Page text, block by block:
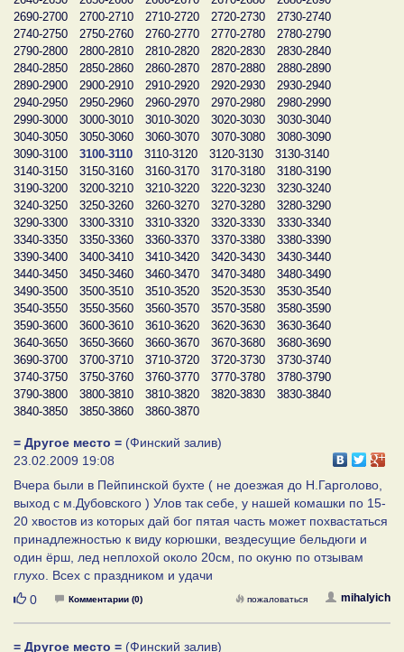
2690-2700
2700-2710 2710-2720 2720-2730
2730-2740
2740-2750
2750-2760 2760-2770 2770-2780
2780-2790
2790-2800
2800-2810 2810-2820 2820-2830
2830-2840
2840-2850
2850-2860 2860-2870 2870-2880
2880-2890
2890-2900
2900-2910 2910-2920 2920-2930
2930-2940
2940-2950
2950-2960 2960-2970 2970-2980
2980-2990
2990-3000
3000-3010 3010-3020 3020-3030
3030-3040
3040-3050
3050-3060 3060-3070 3070-3080
3080-3090
3090-3100
3100-3110 3110-3120 3120-3130
3130-3140
3140-3150
3150-3160 3160-3170 3170-3180
3180-3190
3190-3200
3200-3210 3210-3220 3220-3230
3230-3240
3240-3250
3250-3260 3260-3270 3270-3280
3280-3290
3290-3300
3300-3310 3310-3320 3320-3330
3330-3340
3340-3350
3350-3360 3360-3370 3370-3380
3380-3390
3390-3400
3400-3410 3410-3420 3420-3430
3430-3440
3440-3450
3450-3460 3460-3470 3470-3480
3480-3490
3490-3500
3500-3510 3510-3520 3520-3530
3530-3540
3540-3550
3550-3560 3560-3570 3570-3580
3580-3590
3590-3600
3600-3610 3610-3620 3620-3630
3630-3640
3640-3650
3650-3660 3660-3670 3670-3680
3680-3690
3690-3700
3700-3710 3710-3720 3720-3730
3730-3740
3740-3750
3750-3760 3760-3770 3770-3780
3780-3790
3790-3800
3800-3810 3810-3820 3820-3830
3830-3840
3840-3850
3850-3860 3860-3870
= Другое место = (Финский залив)
23.02.2009 19:08
Вчера были в Пейпинской бухте ( не доезжая до Н.Гарголово,
выход с м.Дубовского ) Улов так себе, у нашей комашки по 15-
20 хвостов из которых дай бог пятая часть может похвастаться
принадлежностью к виду корюшки, вездесущие бельдюги и
один ёрш, лед неплохой около 20см, по окуню по отзывам
глухо. Всех с праздником и удачи
Нравится
0 Комментарии (0) mihalyich
пожаловаться
= Другое место = (Финский залив)